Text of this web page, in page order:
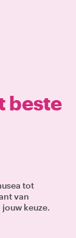
beste
tot
van
keuze.